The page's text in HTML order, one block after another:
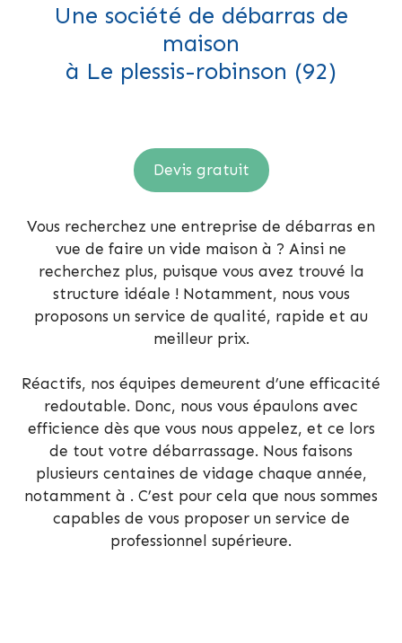
Une société de débarras de
maison
à Le plessis-robinson (92)
Devis gratuit
Vous recherchez une entreprise de débarras en
vue de faire un vide maison à ? Ainsi ne
recherchez plus, puisque vous avez trouvé la
structure idéale ! Notamment, nous vous
proposons un service de qualité, rapide et au
meilleur prix.
Réactifs, nos équipes demeurent d’une efficacité
redoutable. Donc, nous vous épaulons avec
efficience dès que vous nous appelez, et ce lors
de tout votre débarrassage. Nous faisons
plusieurs centaines de vidage chaque année,
notamment à . C’est pour cela que nous sommes
capables de vous proposer un service de
professionnel supérieure.